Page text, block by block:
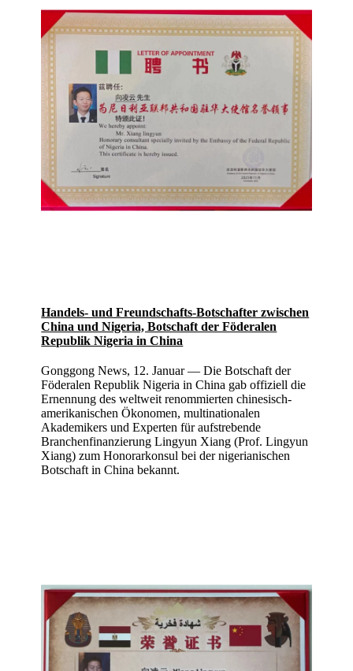
Handels- und Freundschafts-Botschafter zwischen
China und Nigeria, Botschaft der Föderalen
Republik Nigeria in China
Gonggong News, 12. Januar — Die Botschaft der
Föderalen Republik Nigeria in China gab offiziell die
Ernennung des weltweit renommierten chinesisch-
amerikanischen Ökonomen, multinationalen
Akademikers undExperten für aufstrebende
Branchenfinanzierung Lingyun Xiang (Prof. Lingyun
Xiang) zum Honorarkonsul bei der nigerianischen
Botschaft in China bekannt.